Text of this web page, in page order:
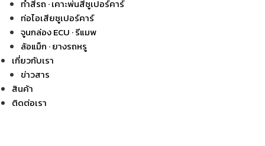
ทำสีรถ · เคาะพ่นสีซูเปอร์คาร์
ท่อไอเสียซูเปอร์คาร์
จูนกล่อง ECU · รีแมพ
ล้อแม็ก · ยางรถหรู
เกี่ยวกับเรา
ข่าวสาร
สินค้า
ติดต่อเรา